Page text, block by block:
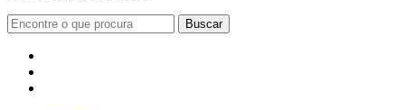
Buscar